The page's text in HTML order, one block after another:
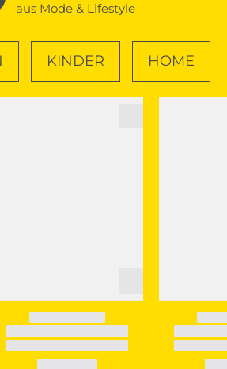
aus Mode & Lifestyle
KINDER HOME